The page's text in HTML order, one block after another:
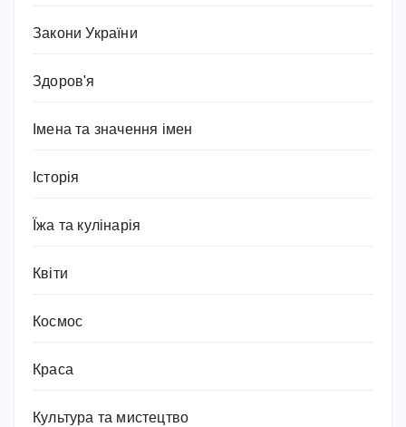
Закони України
Здоров'я
Імена та значення імен
Історія
Їжа та кулінарія
Квіти
Космос
Краса
Культура та мистецтво